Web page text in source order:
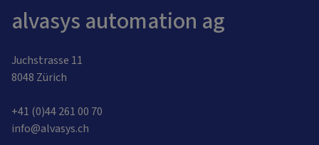
alvasys automation ag
Juchstrasse 11
8048 Zürich
+41 (0)44 261 00 70
info@alvasys.ch